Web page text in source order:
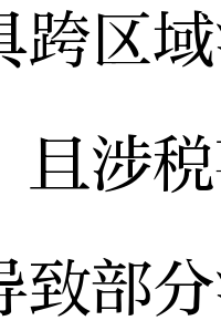
跨区
且涉
致部